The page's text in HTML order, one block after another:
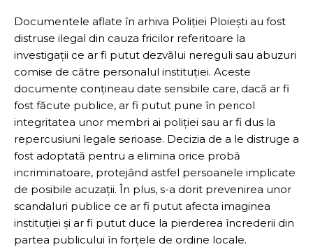
Documentele aflate în arhiva Poliției Ploiești au fost
distruse ilegal din cauza fricilor referitoare la
investigații ce ar fi putut dezvălui nereguli sau abuzuri
comise de către personalul instituției. Aceste
documente conțineau date sensibile care, dacă ar fi
fost făcute publice, ar fi putut pune în pericol
integritatea unor membri ai poliției sau ar fi dus la
repercusiuni legale serioase. Decizia de a le distruge a
fost adoptată pentru a elimina orice probă
incriminatoare, protejând astfel persoanele implicate
de posibile acuzații. În plus, s-a dorit prevenirea unor
scandaluri publice ce ar fi putut afecta imaginea
instituției și ar fi putut duce la pierderea încrederii din
partea publicului în forțele de ordine locale.